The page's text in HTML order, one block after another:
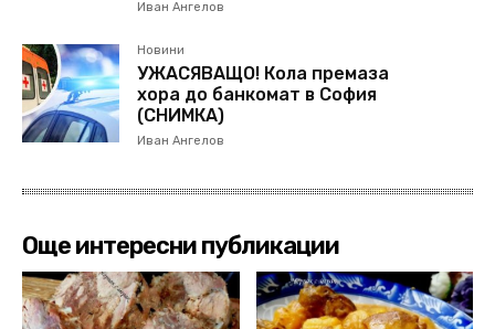
Иван Ангелов
Новини
УЖАСЯВАЩО! Кола премаза
хора до банкомат в София
(СНИМКА)
Иван Ангелов
Още интересни публикации